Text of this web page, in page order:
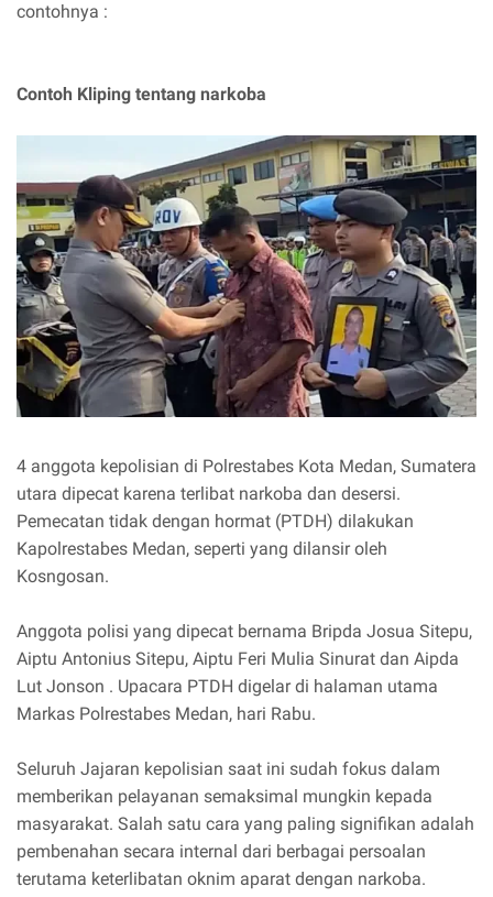
contohnya :
Contoh Kliping tentang narkoba
4 anggota kepolisian di Polrestabes Kota Medan, Sumatera
utara dipecat karena terlibat narkoba dan desersi.
Pemecatan tidak dengan hormat (PTDH) dilakukan
Kapolrestabes Medan, seperti yang dilansir oleh
Kosngosan.
Anggota polisi yang dipecat bernama Bripda Josua Sitepu,
Aiptu Antonius Sitepu, Aiptu Feri Mulia Sinurat dan Aipda
Lut Jonson . Upacara PTDH digelar di halaman utama
Markas Polrestabes Medan, hari Rabu.
Seluruh Jajaran kepolisian saat ini sudah fokus dalam
memberikan pelayanan semaksimal mungkin kepada
masyarakat. Salah satu cara yang paling signifikan adalah
pembenahan secara internal dari berbagai persoalan
terutama keterlibatan oknim aparat dengan narkoba.